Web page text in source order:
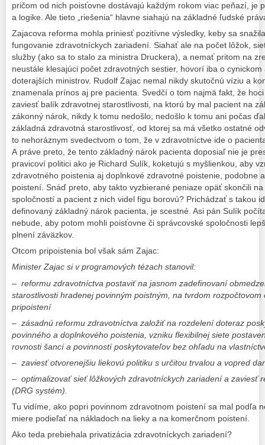
pričom od nich poisťovne dostávajú každým rokom viac peňazí, je
a logike. Ale tieto „riešenia“ hlavne siahajú na základné ľudské
Zajacova reforma mohla priniesť pozitívne výsledky, keby sa
fungovanie zdravotníckych zariadení. Siahať ale na počet lôžok,
služby (ako sa to stalo za ministra Druckera), a nemať pritom na
neustále klesajúci počet zdravotných sestier, hovorí iba o
doterajších ministrov. Rudolf Zajac nemal nikdy skutočnú víziu a
znamenala prínos aj pre pacienta. Svedčí o tom najmä fakt, že
zaviesť balík zdravotnej starostlivosti, na ktorú by mal pacient na
zákonný nárok, nikdy k tomu nedošlo; nedošlo k tomu ani počas
základná zdravotná starostlivosť, od ktorej sa má všetko ostatné
to nehoráznym svedectvom o tom, že v zdravotníctve ide o
A práve preto, že tento základný nárok pacienta doposiaľ nie je
pravicoví politici ako je Richard Sulík, koketujú s myšlienkou, aby
zdravotného poistenia aj doplnkové zdravotné poistenie, podobne
poistení. Snáď preto, aby takto vyzbierané peniaze opäť skončili
spoločností a pacient z nich videl figu borovú? Prichádzať s takou
definovaný základný nárok pacienta, je scestné. Asi pán Sulík
nebude, aby potom mohli poisťovne či správcovské spoločnosti
plnení záväzkov.
Otcom pripoistenia bol však sám Zajac:
Minister Zajac si v programových tézach stanovil:
– reformu zdravotníctva postaviť na jasnom zadefinovaní
starostlivosti hradenej povinným poistným, na tvrdom
pripoistení
– zásadnú reformu zdravotníctva založiť na rozdelení doteraz
povinného a doplnkového poistenia, vzniku flexibilnej siete
rovnosti šancí a povinností poskytovateľov bez ohľadu na
– zaviesť otvorenejšiu liekovú politiku s určitou trvalou a vopred
– optimalizovať sieť lôžkových zdravotníckych zariadení a zaviesť
(DRG systém).
Tu vidíme, ako popri povinnom zdravotnom poistení sa mal podľa
miere podieľať na nákladoch na lieky a na komerčnom poistení.
Ako teda prebiehala privatizácia zdravotníckych zariadení?